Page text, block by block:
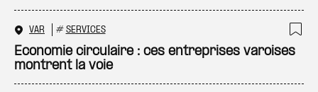
VAR # SERVICES
Economie circulaire : ces entreprises varoises
montrent la voie